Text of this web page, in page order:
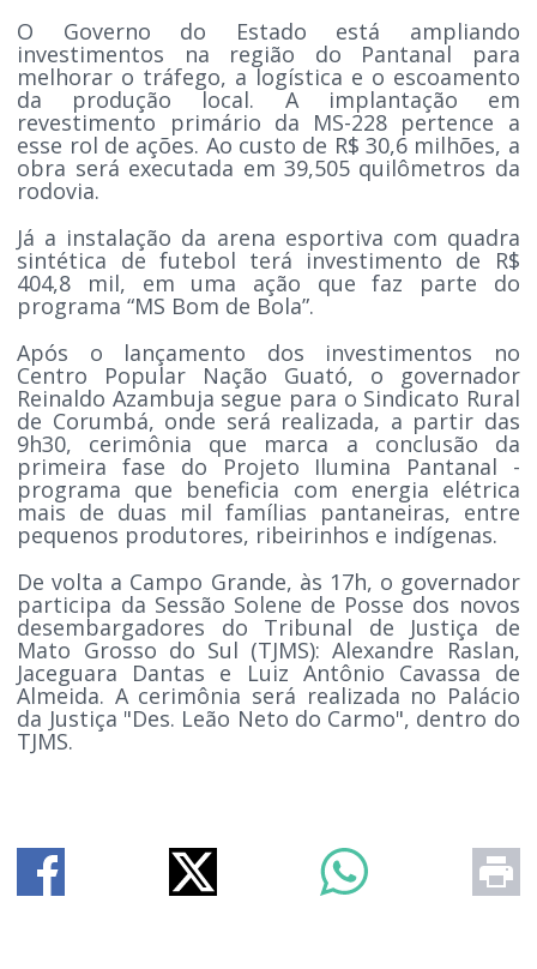
O Governo do Estado está ampliando
investimentos na região do Pantanal para
melhorar o tráfego, a logística e o escoamento
da produção local. A implantação em
revestimento primário da MS-228 pertence a
esse rol de ações. Ao custo de R$ 30,6 milhões, a
obra será executada em 39,505 quilômetros da
rodovia.
Já a instalação da arena esportiva com quadra
sintética de futebol terá investimento de R$
404,8 mil, em uma ação que faz parte do
programa “MS Bom de Bola”.
Após o lançamento dos investimentos no
Centro Popular Nação Guató, o governador
Reinaldo Azambuja segue para o Sindicato Rural
de Corumbá, onde será realizada, a partir das
9h30, cerimônia que marca a conclusão da
primeira fase do Projeto Ilumina Pantanal -
programa que beneficia com energia elétrica
mais de duas mil famílias pantaneiras, entre
pequenos produtores, ribeirinhos e indígenas.
De volta a Campo Grande, às 17h, o governador
participa da Sessão Solene de Posse dos novos
desembargadores do Tribunal de Justiça de
Mato Grosso do Sul (TJMS): Alexandre Raslan,
Jaceguara Dantas e Luiz Antônio Cavassa de
Almeida. A cerimônia será realizada no Palácio
da Justiça "Des. Leão Neto do Carmo", dentro do
TJMS.